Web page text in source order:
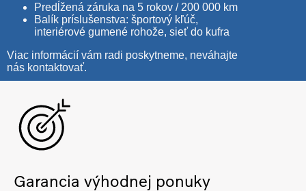
Predĺžená záruka na 5 rokov / 200 000 km
Balík príslušenstva: športový kľúč,
interiérové gumené rohože, sieť do kufra
Viac informácií vám radi poskytneme, neváhajte
nás kontaktovať.
Garancia výhodnej ponuky